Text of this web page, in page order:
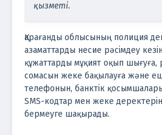
қызметі.
Қарағанды облысының полиция
азаматтарды несие рәсімдеу
құжаттарды мұқият оқып шығуға,
сомасын жеке бақылауға және
телефонын, банктік
SMS-кодтар мен жеке
бермеуге шақырады.